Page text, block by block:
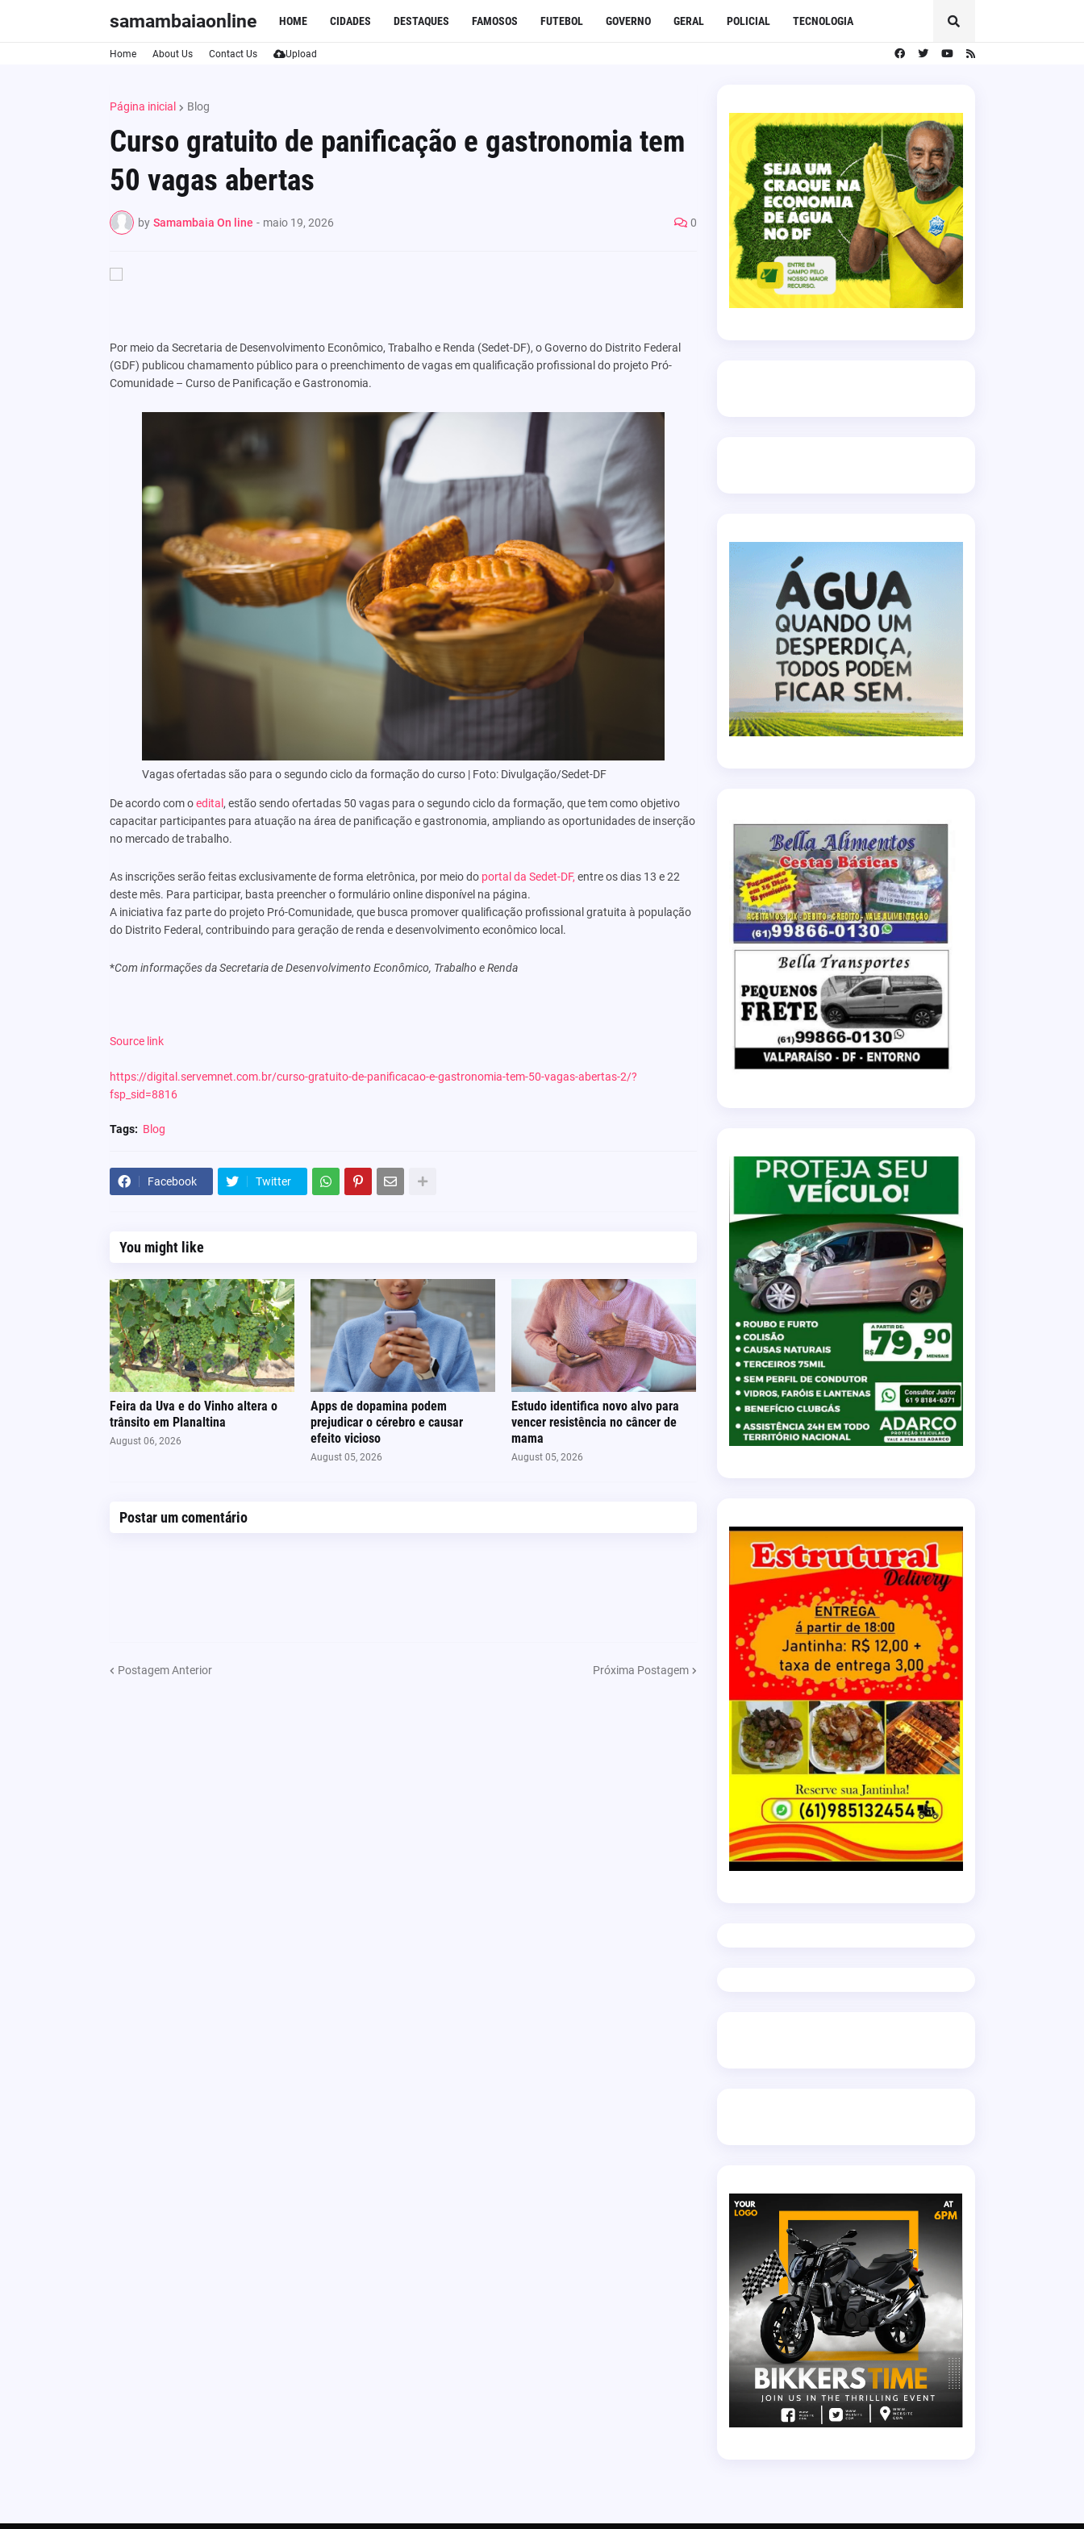
samambaiaonline HOME CIDADES DESTAQUES FAMOSOS FUTEBOL GOVERNO GERAL POLICIAL TECNOLOGIA
Home About Us Contact Us Upload
Página inicial Blog
Curso gratuito de panificação e gastronomia tem
50 vagas abertas
by Samambaia On line - maio 19, 2026 0
Por meio da Secretaria de Desenvolvimento Econômico, Trabalho e Renda (Sedet-DF), o Governo do Distrito Federal
(GDF) publicou chamamento público para o preenchimento de vagas em qualificação profissional do projeto Pró-
Comunidade – Curso de Panificação e Gastronomia.
Vagas ofertadas são para o segundo ciclo da formação do curso | Foto: Divulgação/Sedet-DF
De acordo com oedital , estão sendo ofertadas 50 vagas para o segundo ciclo da formação, que tem como objetivo
capacitar participantes para atuação na área de panificação e gastronomia, ampliando as oportunidades de inserção
no mercado de trabalho.
As inscrições serão feitas exclusivamente de forma eletrônica, por meio do portal da Sedet-DF, entre os dias 13 e 22
deste mês. Para participar, basta preencher o formulário online disponível na página.
A iniciativa faz parte do projeto Pró-Comunidade, que busca promover qualificação profissional gratuita à população
do Distrito Federal, contribuindo para geração de renda e desenvolvimento econômico local.
*Com informações da Secretaria de Desenvolvimento Econômico, Trabalho e Renda
Source link
https://digital.servemnet.com.br/curso-gratuito-de-panificacao-e-gastronomia-tem-50-vagas-abertas-2/?
fsp_sid=8816
Tags: Blog
Facebook Twitter
You might like
Feira da Uva e do Vinho altera o
trânsito em Planaltina
August 06, 2026
Apps de dopamina podem
prejudicar o cérebro e causar
efeito vicioso
August 05, 2026
Estudo identifica novo alvo para
vencer resistência no câncer de
mama
August 05, 2026
Postar um comentário
Postagem Anterior Próxima Postagem